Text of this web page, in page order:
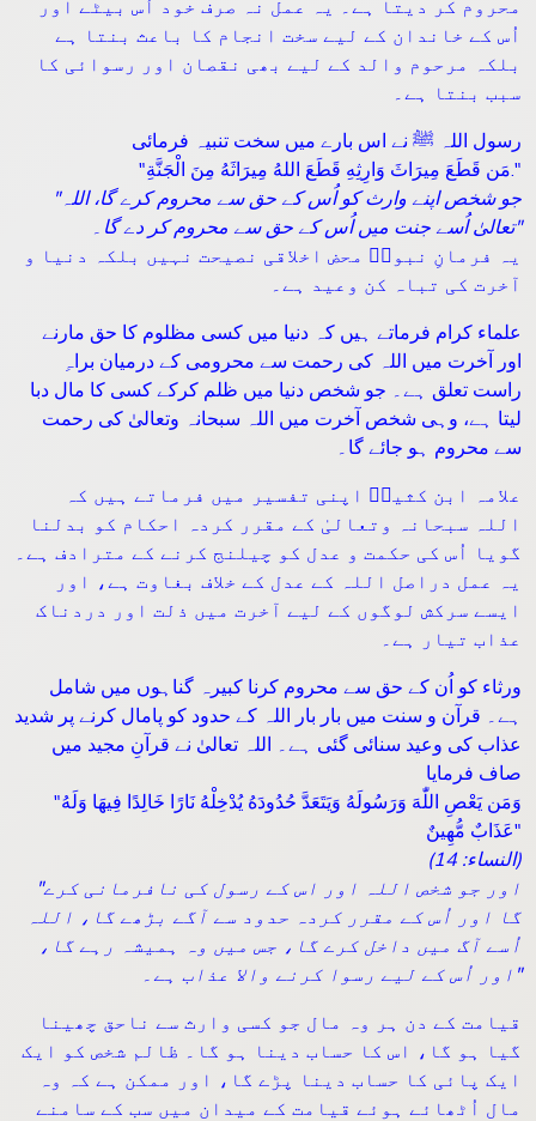
محروم کر دیتا ہے۔ یہ عمل نہ صرف خود اُس بیٹے اور
اُس کے خاندان کے لیے سخت انجام کا باعث بنتا ہے
بلکہ مرحوم والد کے لیے بھی نقصان اور رسوائی کا
سبب بنتا ہے۔
رسول اللہ ﷺ نے اس بارے میں سخت تنبیہ فرمائی
"مَن قَطَعَ مِيرَاثَ وَارِثِهِ قَطَعَ اللهُ مِيرَاثَهُ مِنَ الْجَنَّةِ."
"جو شخص اپنے وارث کو اُس کے حق سے محروم کرے گا، اللہ
تعالیٰ اُسے جنت میں اُس کے حق سے محروم کر دے گا۔"
یہ فرمانِ نبویؐ محض اخلاقی نصیحت نہیں بلکہ دنیا و
آخرت کی تباہ کن وعید ہے۔
علماء کرام فرماتے ہیں کہ دنیا میں کسی مظلوم کا حق مارنے
اور آخرت میں اللہ کی رحمت سے محرومی کے درمیان براہِ
راست تعلق ہے۔ جو شخص دنیا میں ظلم کرکے کسی کا مال دبا
لیتا ہے، وہی شخص آخرت میں اللہ سبحانہ وتعالیٰ کی رحمت
سے محروم ہو جائے گا۔
علامہ ابن کثیرؒ اپنی تفسیر میں فرماتے ہیں کہ
اللہ سبحانہ وتعالیٰ کے مقرر کردہ احکام کو بدلنا
گویا اُس کی حکمت و عدل کو چیلنج کرنے کے مترادف ہے۔
یہ عمل دراصل اللہ کے عدل کے خلاف بغاوت ہے، اور
ایسے سرکش لوگوں کے لیے آخرت میں ذلت اور دردناک
عذاب تیار ہے۔
ورثاء کو اُن کے حق سے محروم کرنا کبیرہ گناہوں میں شامل
ہے۔ قرآن و سنت میں بار بار اللہ کے حدود کو پامال کرنے پر شدید
عذاب کی وعید سنائی گئی ہے۔ اللہ تعالیٰ نے قرآنِ مجید میں
صاف فرمایا
"وَمَن يَعْصِ اللّٰهَ وَرَسُولَهُ وَيَتَعَدَّ حُدُودَهُ يُدْخِلْهُ نَارًا خَالِدًا فِيهَا وَلَهُ
عَذَابٌ مُّهِينٌ"
(النساء: 14)
"اور جو شخص اللہ اور اس کے رسول کی نافرمانی کرے
گا اور اُس کے مقرر کردہ حدود سے آگے بڑھے گا، اللہ
اُسے آگ میں داخل کرے گا، جس میں وہ ہمیشہ رہے گا،
اور اُس کے لیے رسوا کرنے والا عذاب ہے۔"
قیامت کے دن ہر وہ مال جو کسی وارث سے ناحق چھینا
گیا ہو گا، اس کا حساب دینا ہو گا۔ ظالم شخص کو ایک
ایک پائی کا حساب دینا پڑے گا، اور ممکن ہے کہ وہ
مال اُٹھائے ہوئے قیامت کے میدان میں سب کے سامنے